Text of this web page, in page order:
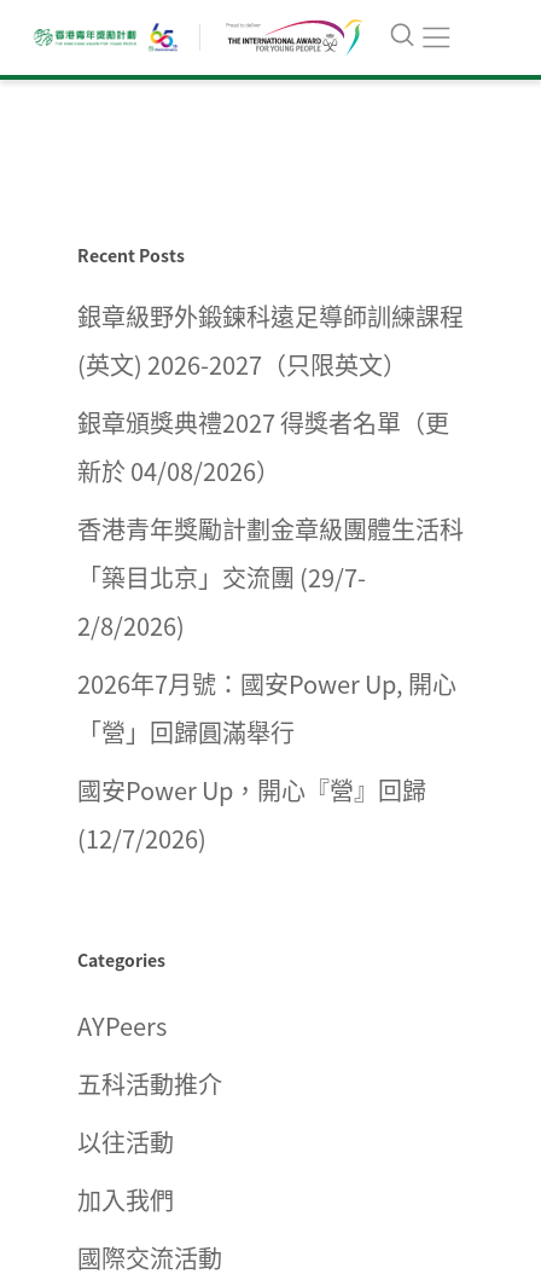
Recent Posts
銀章級野外鍛鍊科遠足導師訓練課程
(英文) 2026-2027（只限英文）
銀章頒獎典禮2027 得獎者名單（更
新於 04/08/2026）
香港青年獎勵計劃金章級團體生活科
「築目北京」交流團 (29/7-
2/8/2026)
2026年7月號：國安Power Up, 開心
「營」回歸圓滿舉行
國安Power Up，開心『營』回歸
(12/7/2026)
Categories
AYPeers
五科活動推介
以往活動
加入我們
國際交流活動